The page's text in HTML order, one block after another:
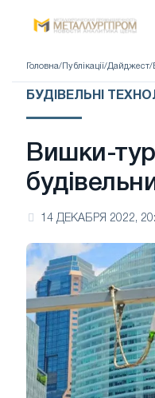
Головна/ Публікації/Дайджест/
БУДІВЕЛЬНІ
Вишки-
14 ДЕКАБРЯ 2022,